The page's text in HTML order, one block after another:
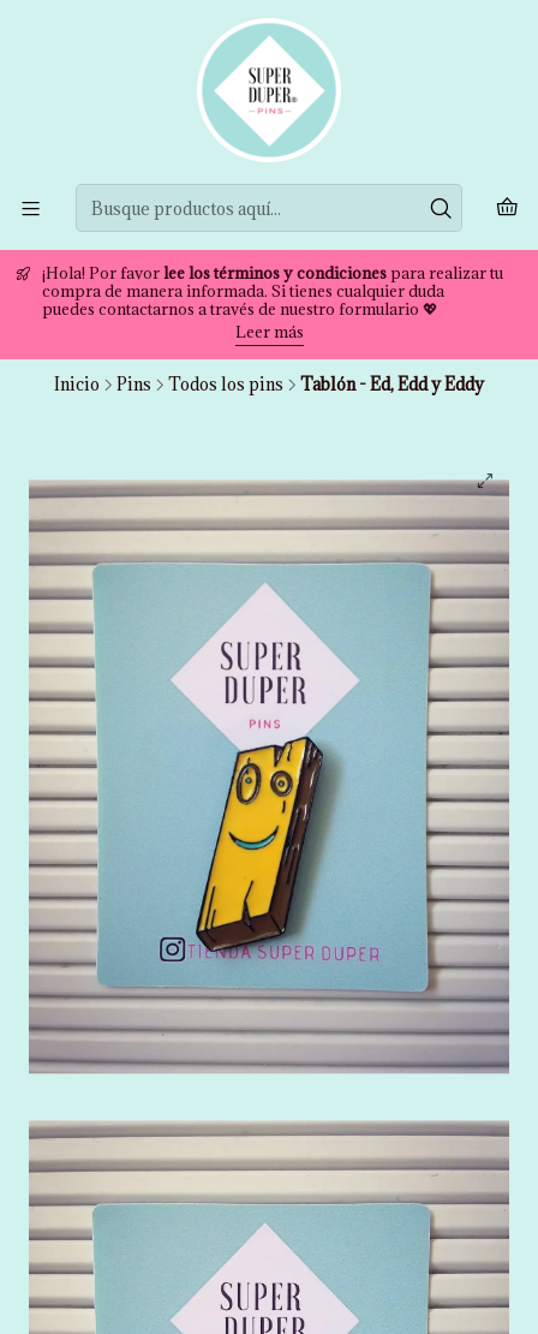
¡Hola! Por favorlee los términos y condicionespara realizar tu
compra de manera informada. Si tienes cualquier duda
puedes contactarnos a través de nuestro formulario 💖
Leer más
Inicio Pins Todos los pins Tablón - Ed, Edd y Eddy